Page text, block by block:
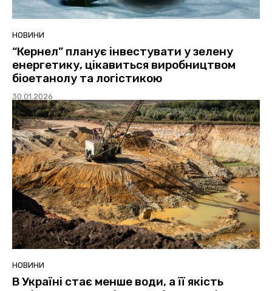
НОВИНИ
“Кернел” планує інвестувати у зелену
енергетику, цікавиться виробництвом
біоетанолу та логістикою
30.01.2026
НОВИНИ
В Україні стає менше води, а її якість